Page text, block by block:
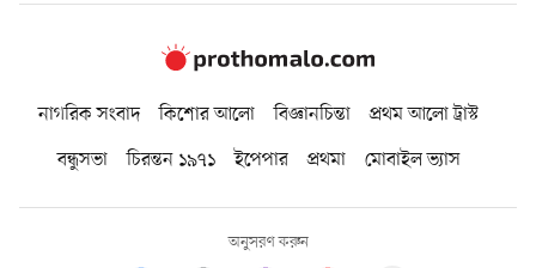
নাগরিক সংবাদ কিশোর আলো বিজ্ঞানচিন্তা
প্রথম আলো ট্রাস্ট
বন্ধুসভা
চিরন্তন ১৯৭১ ইপেপার প্রথমা মোবাইল ভ্যাস
অনুসরণ করুন